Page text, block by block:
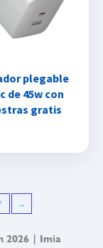
plegable
de 45w con
gratis
→
2026 | Imia